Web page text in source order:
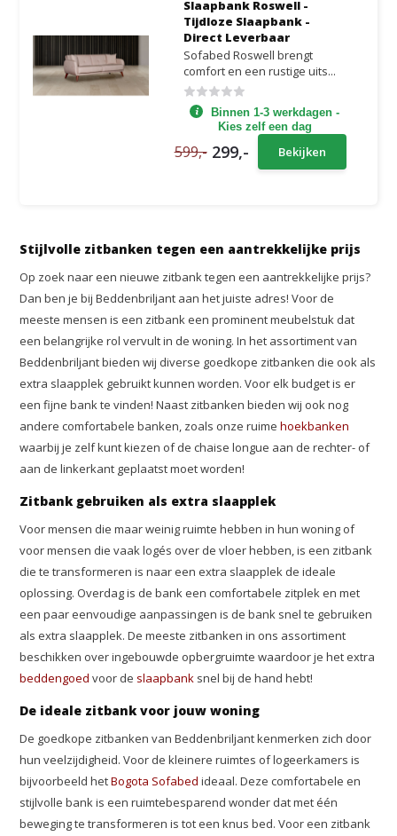
Slaapbank Roswell -
Tijdloze Slaapbank -
Direct Leverbaar
Sofabed Roswell brengt
comfort en een rustige uits...
Binnen 1-3 werkdagen -
Kies zelf een dag
599,- 299,- Bekijken
Stijlvolle zitbanken tegen een aantrekkelijke prijs
Op zoek naar een nieuwe zitbank tegen een aantrekkelijke prijs?
Dan ben je bij Beddenbriljant aan het juiste adres! Voor de
meeste mensen is een zitbank een prominent meubelstuk dat
een belangrijke rol vervult in de woning. In het assortiment van
Beddenbriljant bieden wij diverse goedkope zitbanken die ook als
extra slaapplek gebruikt kunnen worden. Voor elk budget is er
een fijne bank te vinden! Naast zitbanken bieden wij ook nog
andere comfortabele banken, zoals onze ruimehoekbanken
waarbij je zelf kunt kiezen of de chaise longue aan de rechter- of
aan de linkerkant geplaatst moet worden!
Zitbank gebruiken als extra slaapplek
Voor mensen die maar weinig ruimte hebben in hun woning of
voor mensen die vaak logés over de vloer hebben, is een zitbank
die te transformeren is naar een extra slaapplek de ideale
oplossing. Overdag is de bank een comfortabele zitplek en met
een paar eenvoudige aanpassingen is de bank snel te gebruiken
als extra slaapplek. De meeste zitbanken in ons assortiment
beschikken over ingebouwde opbergruimte waardoor je het extra
beddengoed voor de slaapbank snel bij de hand hebt!
De ideale zitbank voor jouw woning
De goedkope zitbanken van Beddenbriljant kenmerken zich door
hun veelzijdigheid. Voor de kleinere ruimtes of logeerkamers is
bijvoorbeeld hetBogota Sofabed ideaal. Deze comfortabele en
stijlvolle bank is een ruimtebesparend wonder dat met één
beweging te transformeren is tot een knus bed. Voor een zitbank